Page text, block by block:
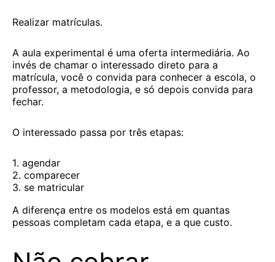
Realizar matrículas.
A aula experimental é uma oferta intermediária. Ao
invés de chamar o interessado direto para a
matrícula, você o convida para conhecer a escola, o
professor, a metodologia, e só depois convida para
fechar.
O interessado passa por três etapas:
agendar
comparecer
se matricular
A diferença entre os modelos está em quantas
pessoas completam cada etapa, e a que custo.